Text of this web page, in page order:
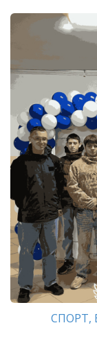
СПОРТ,